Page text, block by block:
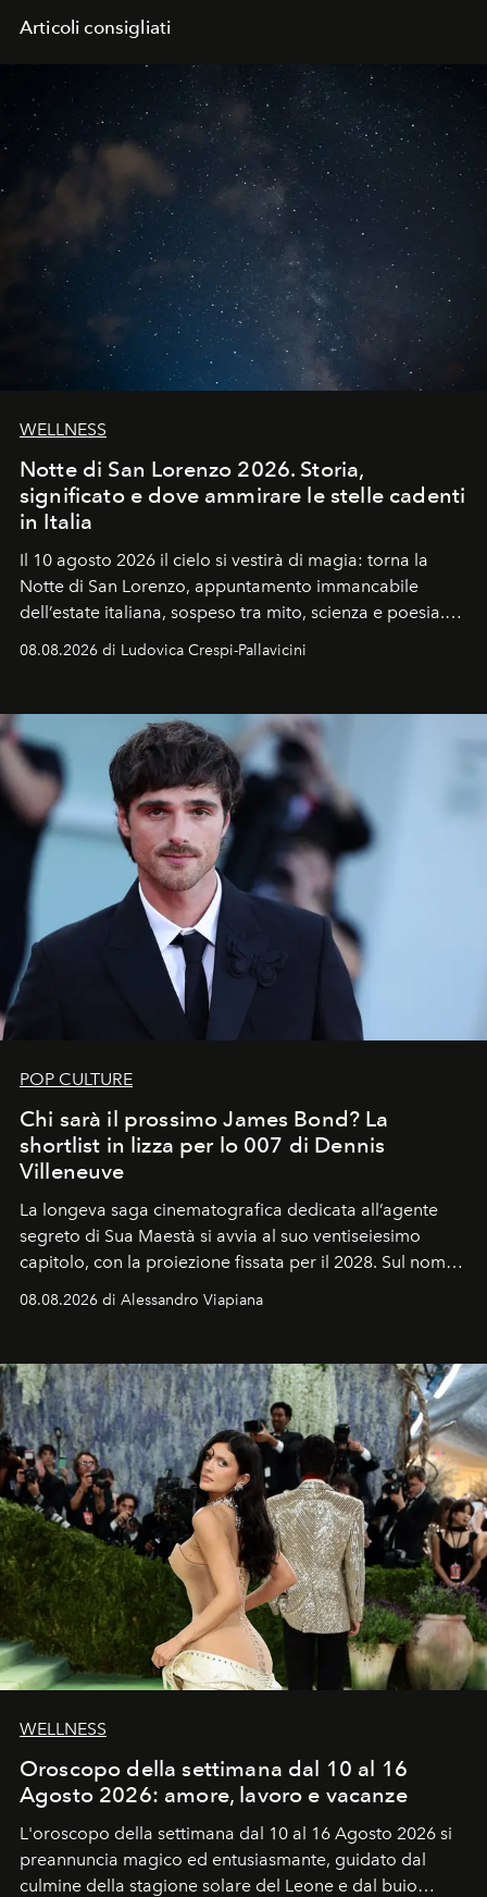
Articoli consigliati
WELLNESS
Notte di San Lorenzo 2026. Storia,
significato e dove ammirare le stelle cadenti
in Italia
Il 10 agosto 2026 il cielo si vestirà di magia: torna la
Notte di San Lorenzo, appuntamento immancabile
dell’estate italiana, sospeso tra mito, scienza e poesia.
Sarà il momento in cui gli occhi si alzano verso la volta
celeste per seguire il passaggio delle
all’universo i desideri più segreti
08.08.2026 di Ludovica Crespi-Pallavicini
POP CULTURE
Chi sarà il prossimo James Bond? La
shortlist in lizza per lo 007 di Dennis
Villeneuve
La longeva saga cinematografica dedicata all’agente
segreto di Sua Maestà si avvia al suo ventiseiesimo
capitolo, con la proiezione fissata per il 2028. Sul nome
dell’attore chiamato a raccogliere l’eredità di Daniel
Craig, però, regna ancora il più assoluto riserbo.
08.08.2026 di Alessandro Viapiana
WELLNESS
Oroscopo della settimana dal 10 al 16
Agosto 2026: amore, lavoro e vacanze
L'oroscopo della settimana dal 10 al 16 Agosto 2026 si
preannuncia magico ed entusiasmante, guidato dal
culmine della stagione solare del Leone e dal buio